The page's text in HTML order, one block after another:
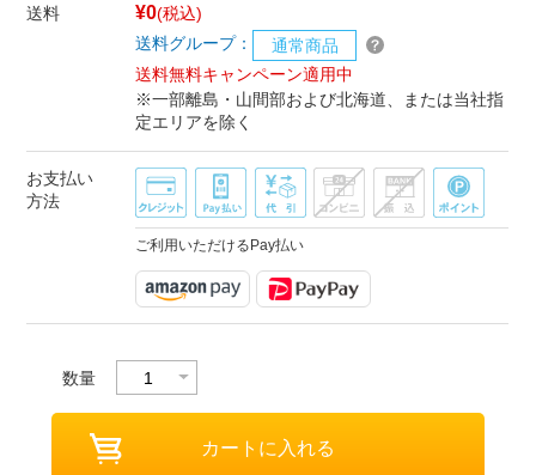
送料 ¥0(税込)
送料グループ：
通常商品
送料無料キャンペーン適用中
※一部離島・山間部および北海道、または当社指
定エリアを除く
お支払い
方法
ご利用いただけるPay払い
数量